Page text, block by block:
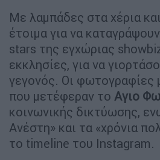
Με λαμπάδες στα χέρια
έτοιμα για να
stars της εγχώριας
εκκλησίες, για να
γεγονός. Οι φωτογραφίες
που μετέφεραν το Αγιο
κοινωνικής δικτύωσης,
Ανέστη» και τα «χρόνια
το timeline του Instagram.